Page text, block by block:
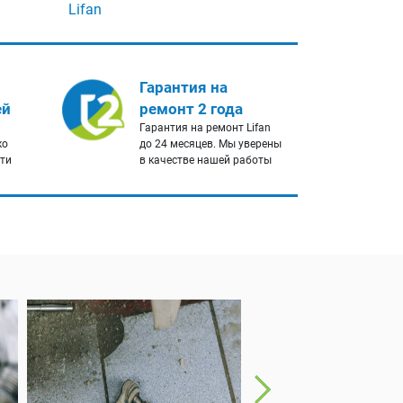
Lifan
Гарантия на
ремонт 2 года
Гарантия на ремонт Lifan
до 24 месяцев. Мы уверены
в качестве нашей работы